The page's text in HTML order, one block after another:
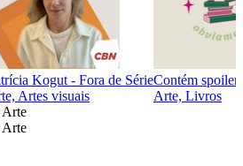
Kogut - Fora de Série
Artes visuais
Contém
Arte, Livros
Arte
Arte